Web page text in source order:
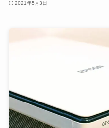
2021年5月3日